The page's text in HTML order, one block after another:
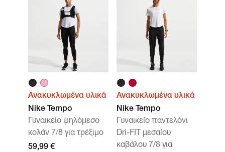
Ανακυκλωμένα υλικά
Nike Tempo
Γυναικείο ψηλόμεσο
κολάν 7/8 για τρέξιμο
59,99 €
Ανακυκλωμένα υλικά
Nike Tempo
Γυναικείο παντελόνι
Dri-FIT μεσαίου
καβάλου 7/8 για